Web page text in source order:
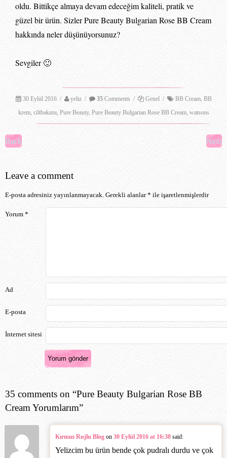
oldu. Bittikçe almaya devam edeceğim kaliteli, pratik ve
güzel bir ürün. Sizler Pure Beauty Bulgarian Rose BB Cream
hakkında neler düşünüyorsunuz?
Sevgiler 🙂
30 Eylül 2016 / yeliz / 35Comments / Genel / BB Cream, BB
krem, ciltbakımı Pure Beauty, Pure Beauty Bulgarian Rose BB Cream, watsons
Post navigation
Back Next
Leave a comment
E-posta adresiniz yayınlanmayacak. Gerekli alanlar* ile işaretlenmişlerdir
Yorum *
Ad
E-posta
İnternet sitesi
35 comments on “Pure Beauty Bulgarian Rose BB
Cream Yorumlarım”
Kırmızı Rujlu Blog on 30 Eylül 2016 at 16:38 said:
Yelizcim bu ürün bende çok pudralı durdu ve çok